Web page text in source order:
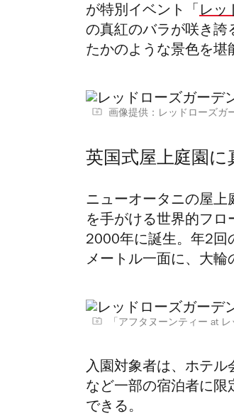
が特別イベント
「 レッ
の真紅のバラが咲き誇
たかのような景色を堪
画像提供：レッドローズガ
英国式屋上庭園
ニューオータニの屋上
を手がける世界的フロ
2000年に誕生。 年2回
メートル一面に、大輪
「アフタヌーンティー at
入園対象者は、ホテル
など一部の宿泊者に限
できる。